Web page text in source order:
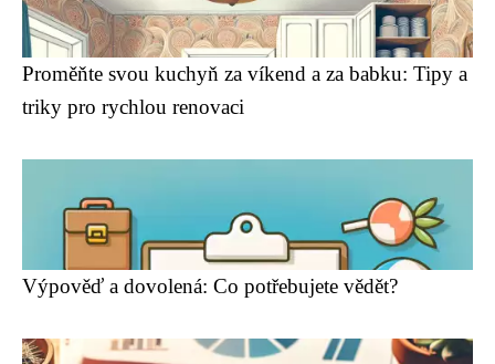
Proměňte svou kuchyň za víkend a za babku: Tipy a
triky pro rychlou renovaci
Výpověď a dovolená: Co potřebujete vědět?